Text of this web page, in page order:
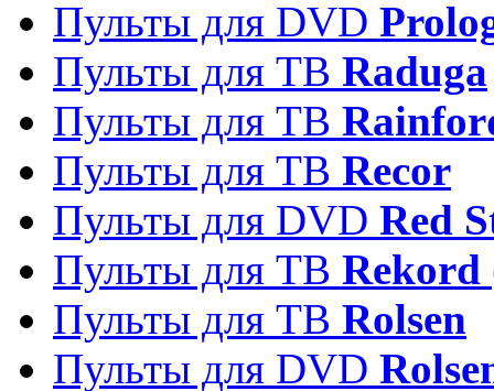
Пульты для DVD
Пульты для ТВ Raduga
Пульты для ТВ
Пульты для ТВ Recor
Пульты для DVD Red
Пульты для ТВ Rekord
Пульты для ТВ Rolsen
Пульты для DVD